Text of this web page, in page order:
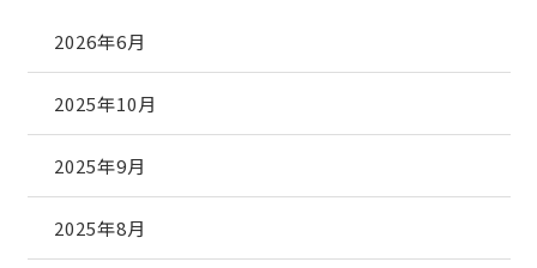
2026年6月
2025年10月
2025年9月
2025年8月